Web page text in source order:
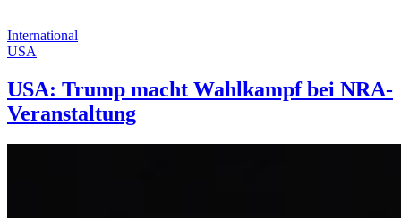
International
USA
USA: Trump macht Wahlkampf bei NRA-
Veranstaltung